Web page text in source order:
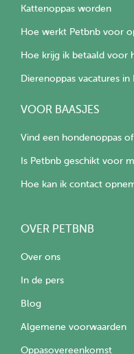
Kattenoppas worden
Hoe werkt Petbnb voor
Hoe krijg ik betaald voor
Dierenoppas vacatures in
VOOR BAASJES
Vind een hondenoppas
Is Petbnb geschikt voor
Hoe kan ik contact
OVER PETBNB
Over ons
In de pers
Blog
Algemene voorwaarden
Oppasovereenkomst